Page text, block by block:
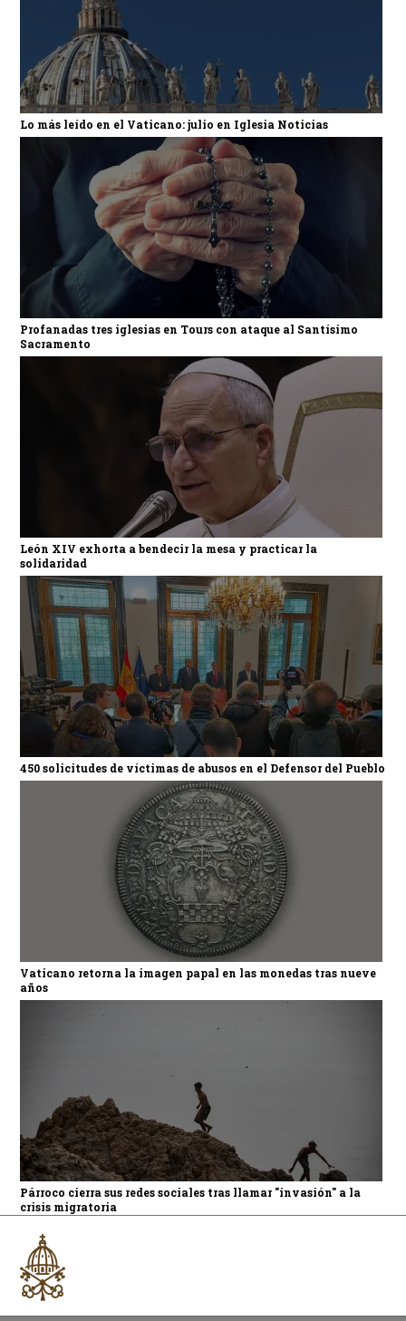
Lo más leído en el Vaticano: julio en Iglesia Noticias
Profanadas tres iglesias en Tours con ataque al Santísimo
Sacramento
León XIV exhorta a bendecir la mesa y practicar la
solidaridad
450 solicitudes de víctimas de abusos en el Defensor del Pueblo
Vaticano retorna la imagen papal en las monedas tras nueve
años
Párroco cierra sus redes sociales tras llamar "invasión" a la
crisis migratoria